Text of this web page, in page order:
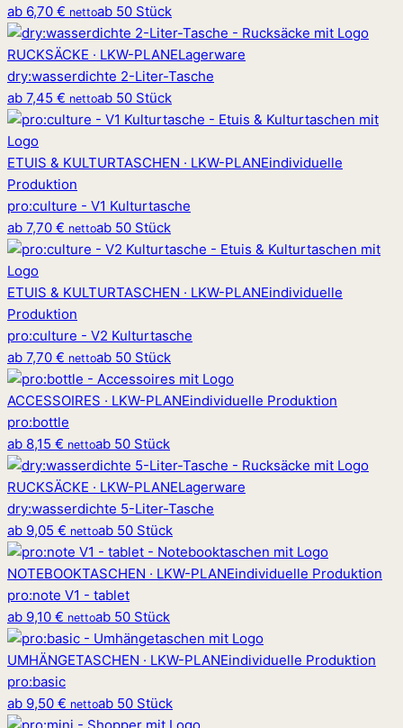
ab 6,70 € nettoab 50 Stück
RUCKSÄCKE · LKW-PLANELagerware
dry:wasserdichte 2-Liter-Tasche
ab 7,45 € nettoab 50 Stück
ETUIS & KULTURTASCHEN · LKW-PLANEindividuelle
Produktion
pro:culture - V1 Kulturtasche
ab 7,70 € nettoab 50 Stück
ETUIS & KULTURTASCHEN · LKW-PLANEindividuelle
Produktion
pro:culture - V2 Kulturtasche
ab 7,70 € nettoab 50 Stück
ACCESSOIRES · LKW-PLANEindividuelle Produktion
pro:bottle
ab 8,15 € nettoab 50 Stück
RUCKSÄCKE · LKW-PLANELagerware
dry:wasserdichte 5-Liter-Tasche
ab 9,05 € nettoab 50 Stück
NOTEBOOKTASCHEN · LKW-PLANEindividuelle Produktion
pro:note V1 - tablet
ab 9,10 € nettoab 50 Stück
UMHÄNGETASCHEN · LKW-PLANEindividuelle Produktion
pro:basic
ab 9,50 € nettoab 50 Stück